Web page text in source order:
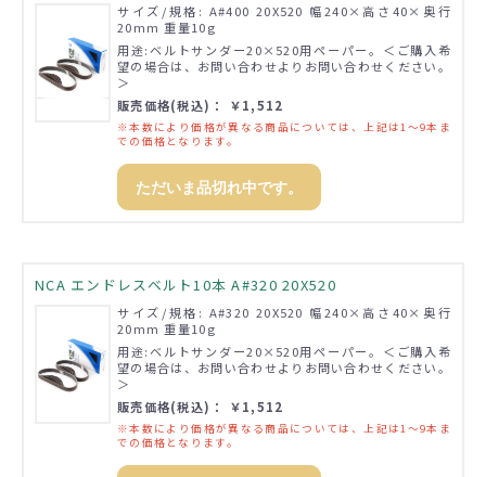
サイズ/規格: A#400 20X520 幅240×高さ40×奥行
20mm 重量10g
用途:ベルトサンダー20×520用ペーパー。＜ご購入希
望の場合は、お問い合わせよりお問い合わせください。
＞
販売価格(税込)： ￥1,512
※本数により価格が異なる商品については、上記は1～9本ま
での価格となります。
ただいま品切れ中です。
NCA エンドレスベルト10本 A#320 20X520
サイズ/規格: A#320 20X520 幅240×高さ40×奥行
20mm 重量10g
用途:ベルトサンダー20×520用ペーパー。＜ご購入希
望の場合は、お問い合わせよりお問い合わせください。
＞
販売価格(税込)： ￥1,512
※本数により価格が異なる商品については、上記は1～9本ま
での価格となります。